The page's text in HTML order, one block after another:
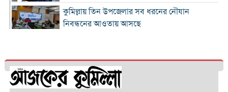
কুমিল্লায় তিন উপজেলার সব ধরনের নৌযান
নিবন্ধনের আওতায় আসছে
দাউদকান্দিতে ৫২ কেজি গাঁজাসহ প্রাইভেট কার জব্দ,
আটক ১